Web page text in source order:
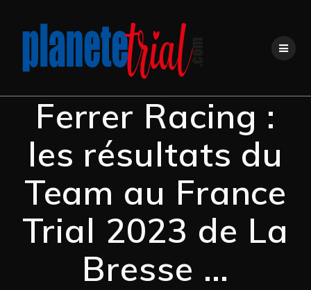
Ferrer Racing :
les résultats du
Team au France
Trial 2023 de La
Bresse …